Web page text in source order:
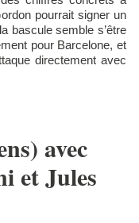
pourrait signer un
bascule semble s’être
pour Barcelone, et
directement avec
avec
et Jules